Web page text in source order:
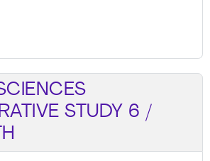
STUDY 6 /